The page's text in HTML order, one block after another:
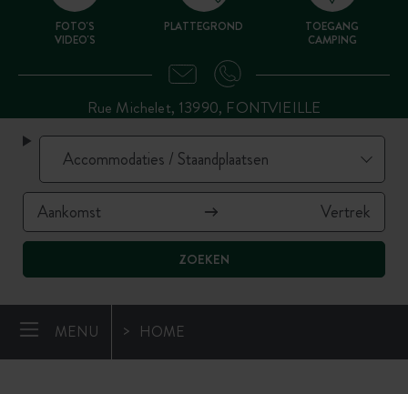
ZOEKEN
FOTO'S
VIDEO'S
PLATTEGROND
TOEGANG
CAMPING
Rue Michelet, 13990, FONTVIEILLE
MENU HOME